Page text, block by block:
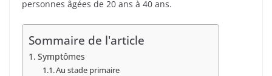
personnes âgées de 20 ans à 40 ans.
Sommaire de l'article
Symptômes
Au stade primaire